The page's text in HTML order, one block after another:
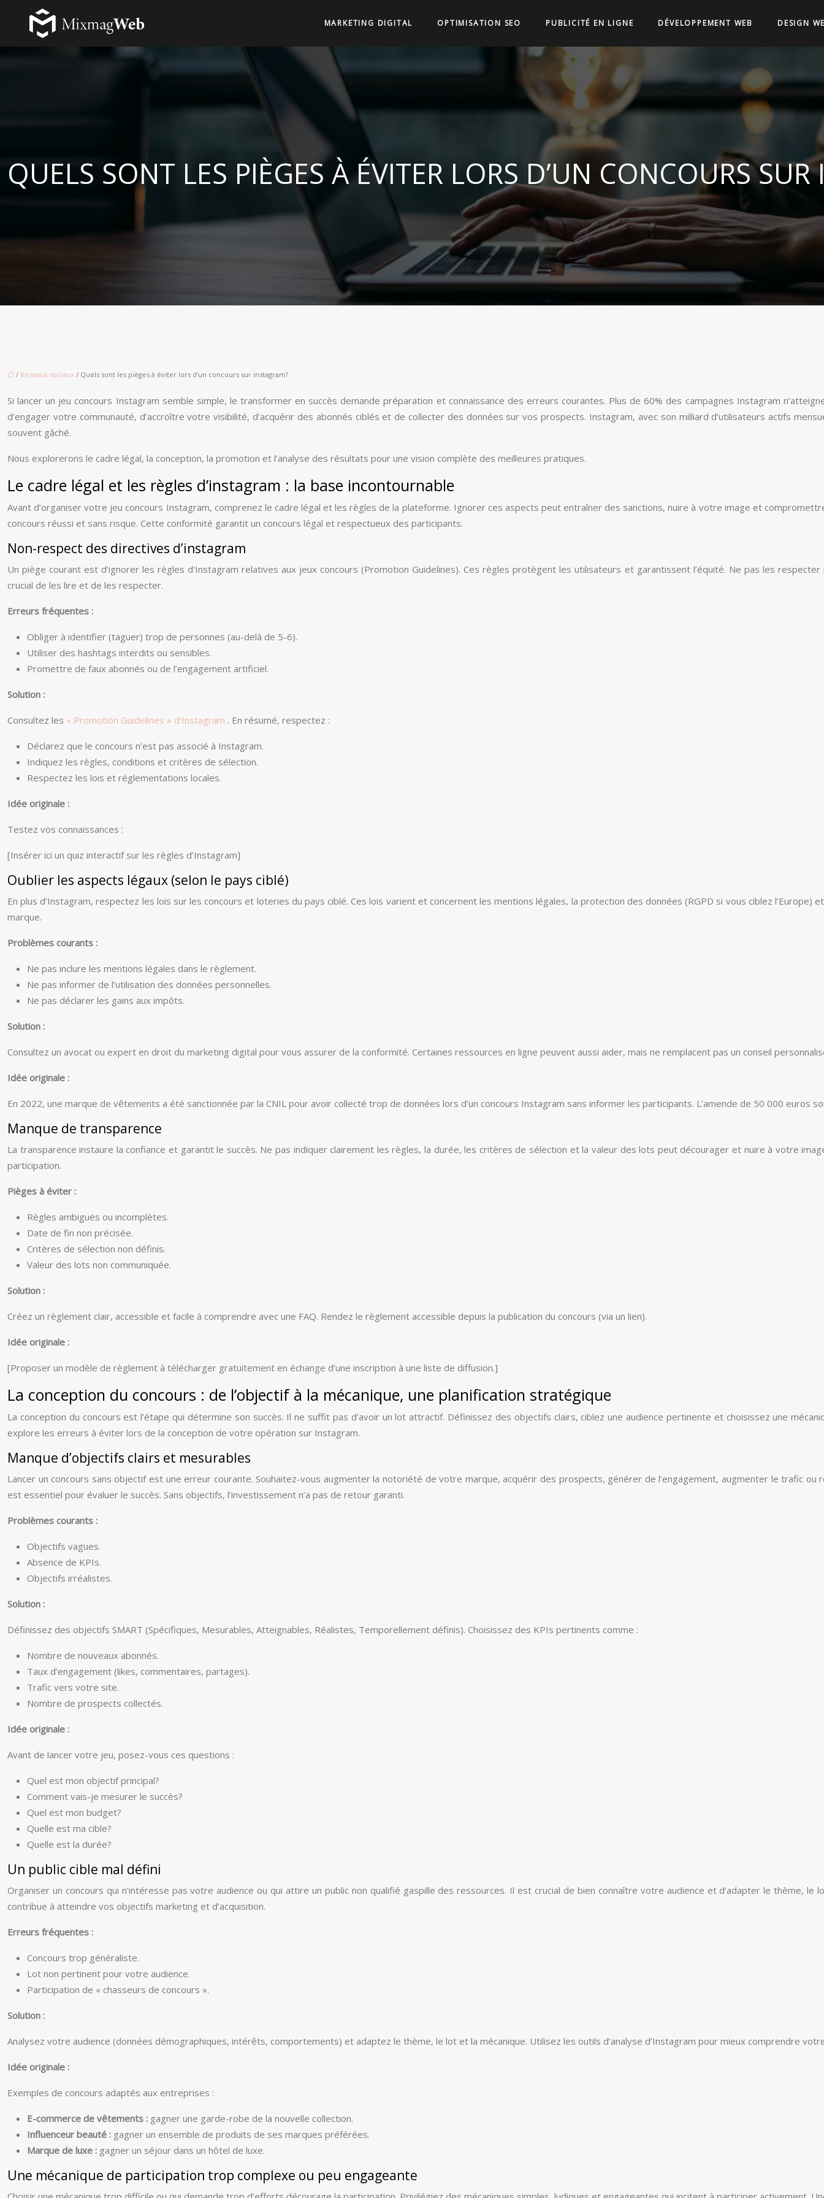
MARKETING DIGITAL OPTIMISATION SEO PUBLICITÉ EN LIGNE DÉVELOPPEMENT WEB DESIGN
QUELS SONT LES PIÈGES À ÉVITER LORS D’UN CONCOURS
/ Réseaux sociaux / Quels sont les pièges à éviter lors d’un concours sur instagram?
Si lancer un jeu concours Instagram semble simple, le transformer en succès demande préparation et connaissance des erreurs courantes. Plus de 60% des campagnes Instagram
d’engager votre communauté, d’accroître votre visibilité, d’acquérir des abonnés ciblés et de collecter des données sur vos prospects. Instagram, avec son milliard d’utilisateurs actifs
souvent gâché.
Nous explorerons le cadre légal, la conception, la promotion et l’analyse des résultats pour une vision complète des meilleures pratiques.
Le cadre légal et les règles d’instagram : la base incontournable
Avant d’organiser votre jeu concours Instagram, comprenez le cadre légal et les règles de la plateforme. Ignorer ces aspects peut entraîner des sanctions, nuire à votre image et
concours réussi et sans risque. Cette conformité garantit un concours légal et respectueux des participants.
Non-respect des directives d’instagram
Un piège courant est d’ignorer les règles d’Instagram relatives aux jeux concours (Promotion Guidelines). Ces règles protègent les utilisateurs et garantissent l’équité. Ne pas les
crucial de les lire et de les respecter.
Erreurs fréquentes :
Obliger à identifier (taguer) trop de personnes (au-delà de 5-6).
Utiliser des hashtags interdits ou sensibles.
Promettre de faux abonnés ou de l’engagement artificiel.
Solution :
Consultez les « Promotion Guidelines » d’Instagram . En résumé, respectez :
Déclarez que le concours n’est pas associé à Instagram.
Indiquez les règles, conditions et critères de sélection.
Respectez les lois et réglementations locales.
Idée originale :
Testez vos connaissances :
[Insérer ici un quiz interactif sur les règles d’Instagram]
Oublier les aspects légaux (selon le pays ciblé)
En plus d’Instagram, respectez les lois sur les concours et loteries du pays ciblé. Ces lois varient et concernent les mentions légales, la protection des données (RGPD si vous ciblez
marque.
Problèmes courants :
Ne pas inclure les mentions légales dans le règlement.
Ne pas informer de l’utilisation des données personnelles.
Ne pas déclarer les gains aux impôts.
Solution :
Consultez un avocat ou expert en droit du marketing digital pour vous assurer de la conformité. Certaines ressources en ligne peuvent aussi aider, mais ne remplacent pas un conseil
Idée originale :
En 2022, une marque de vêtements a été sanctionnée par la CNIL pour avoir collecté trop de données lors d’un concours Instagram sans informer les participants. L’amende de 50 000 euros
Manque de transparence
La transparence instaure la confiance et garantit le succès. Ne pas indiquer clairement les règles, la durée, les critères de sélection et la valeur des lots peut décourager et nuire à votre
participation.
Pièges à éviter :
Règles ambiguës ou incomplètes.
Date de fin non précisée.
Critères de sélection non définis.
Valeur des lots non communiquée.
Solution :
Créez un règlement clair, accessible et facile à comprendre avec une FAQ. Rendez le règlement accessible depuis la publication du concours (via un lien).
Idée originale :
[Proposer un modèle de règlement à télécharger gratuitement en échange d’une inscription à une liste de diffusion.]
La conception du concours : de l’objectif à la mécanique, une planification stratégique
La conception du concours est l’étape qui détermine son succès. Il ne suffit pas d’avoir un lot attractif. Définissez des objectifs clairs, ciblez une audience pertinente et choisissez une
explore les erreurs à éviter lors de la conception de votre opération sur Instagram.
Manque d’objectifs clairs et mesurables
Lancer un concours sans objectif est une erreur courante. Souhaitez-vous augmenter la notoriété de votre marque, acquérir des prospects, générer de l’engagement, augmenter le trafic
est essentiel pour évaluer le succès. Sans objectifs, l’investissement n’a pas de retour garanti.
Problèmes courants :
Objectifs vagues.
Absence de KPIs.
Objectifs irréalistes.
Solution :
Définissez des objectifs SMART (Spécifiques, Mesurables, Atteignables, Réalistes, Temporellement définis). Choisissez des KPIs pertinents comme :
Nombre de nouveaux abonnés.
Taux d’engagement (likes, commentaires, partages).
Trafic vers votre site.
Nombre de prospects collectés.
Idée originale :
Avant de lancer votre jeu, posez-vous ces questions :
Quel est mon objectif principal?
Comment vais-je mesurer le succès?
Quel est mon budget?
Quelle est ma cible?
Quelle est la durée?
Un public cible mal défini
Organiser un concours qui n’intéresse pas votre audience ou qui attire un public non qualifié gaspille des ressources. Il est crucial de bien connaître votre audience et d’adapter le thème,
contribue à atteindre vos objectifs marketing et d’acquisition.
Erreurs fréquentes :
Concours trop généraliste.
Lot non pertinent pour votre audience.
Participation de « chasseurs de concours ».
Solution :
Analysez votre audience (données démographiques, intérêts, comportements) et adaptez le thème, le lot et la mécanique. Utilisez les outils d’analyse d’Instagram pour mieux comprendre
Idée originale :
Exemples de concours adaptés aux entreprises :
E-commerce de vêtements : gagner une garde-robe de la nouvelle collection.
Influenceur beauté : gagner un ensemble de produits de ses marques préférées.
Marque de luxe : gagner un séjour dans un hôtel de luxe.
Une mécanique de participation trop complexe ou peu engageante